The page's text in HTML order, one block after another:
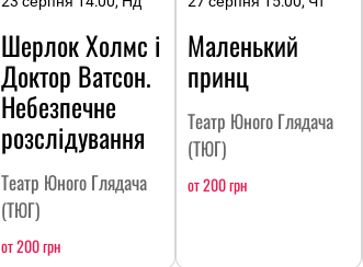
Шерлок Холмс і
Доктор Ватсон.
Небезпечне
розслідування
Театр Юного Глядача
(ТЮГ)
от 200 грн
Маленький
принц
Театр Юного Глядача
(ТЮГ)
от 200 грн